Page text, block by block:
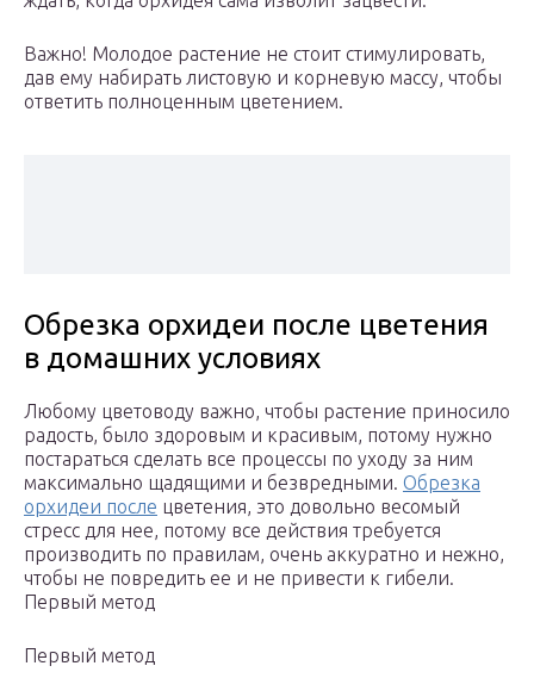
Важно! Молодое растение не стоит стимулировать,
дав ему набирать листовую и корневую массу, чтобы
ответить полноценным цветением.
Обрезка орхидеи после цветения
в домашних условиях
Любому цветоводу важно, чтобы растение приносило
радость, было здоровым и красивым, потому нужно
постараться сделать все процессы по уходу за ним
максимально щадящими и безвредными. Обрезка
орхидеи после цветения, это довольно весомый
стресс для нее, потому все действия требуется
производить по правилам, очень аккуратно и нежно,
чтобы не повредить ее и не привести к гибели.
Первый метод
Первый метод